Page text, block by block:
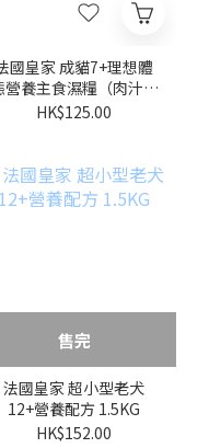
國皇家 成貓7+理想體
營養主食濕糧（肉汁）
85G (原箱12包)
HK$125.00
售完
法國皇家 超小型老犬
12+營養配方 1.5KG
HK$152.00